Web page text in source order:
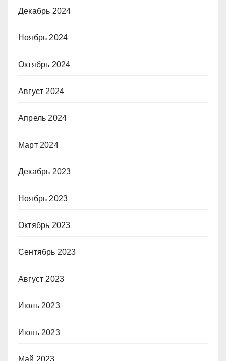
Декабрь 2024
Ноябрь 2024
Октябрь 2024
Август 2024
Апрель 2024
Март 2024
Декабрь 2023
Ноябрь 2023
Октябрь 2023
Сентябрь 2023
Август 2023
Июль 2023
Июнь 2023
Май 2023